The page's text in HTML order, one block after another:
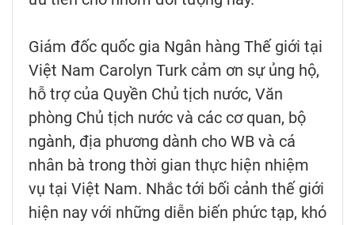
Giám đốc quốc gia Ngân hàng Thế giới tại
Việt Nam Carolyn Turk cảm ơn sự ủng hộ,
hỗ trợ của Quyền Chủ tịch nước, Văn
phòng Chủ tịch nước và các cơ quan, bộ
ngành, địa phương dành cho WB và cá
nhân bà trong thời gian thực hiện nhiệm
vụ tại Việt Nam. Nhắc tới bối cảnh thế giới
hiện nay với những diễn biến phức tạp, khó